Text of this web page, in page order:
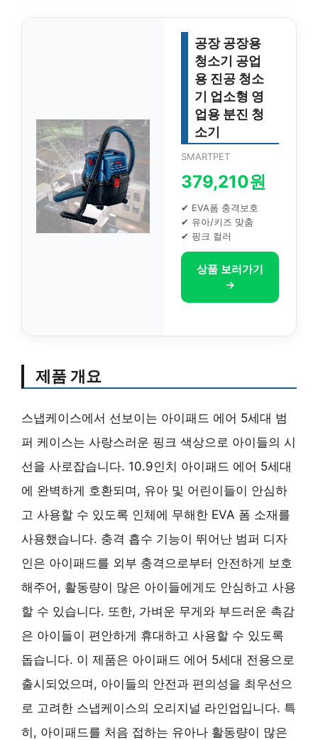
공장 공장용
청소기 공업
용 진공 청소
기 업소형 영
업용 분진 청
소기
SMARTPET
379,210원
✔ EVA폼 충격보호
✔ 유아/키즈 맞춤
✔ 핑크 컬러
상품 보러가기
→
제품 개요
스냅케이스에서 선보이는 아이패드 에어 5세대 범
퍼 케이스는 사랑스러운 핑크 색상으로 아이들의 시
선을 사로잡습니다. 10.9인치 아이패드 에어 5세대
에 완벽하게 호환되며, 유아 및 어린이들이 안심하
고 사용할 수 있도록 인체에 무해한 EVA 폼 소재를
사용했습니다. 충격 흡수 기능이 뛰어난 범퍼 디자
인은 아이패드를 외부 충격으로부터 안전하게 보호
해주어, 활동량이 많은 아이들에게도 안심하고 사용
할 수 있습니다. 또한, 가벼운 무게와 부드러운 촉감
은 아이들이 편안하게 휴대하고 사용할 수 있도록
돕습니다. 이 제품은 아이패드 에어 5세대 전용으로
출시되었으며, 아이들의 안전과 편의성을 최우선으
로 고려한 스냅케이스의 오리지널 라인업입니다. 특
히, 아이패드를 처음 접하는 유아나 활동량이 많은